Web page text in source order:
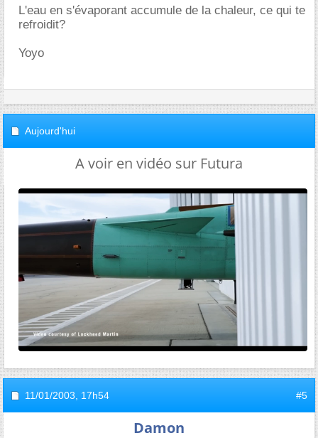
L'eau en s'évaporant accumule de la chaleur, ce qui te
refroidit?
Yoyo
Aujourd'hui
A voir en vidéo sur Futura
11/01/2003, 17h54 #5
Damon